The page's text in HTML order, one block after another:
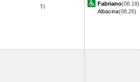
TI Fabriano(08.18)
Albacina(08.26)